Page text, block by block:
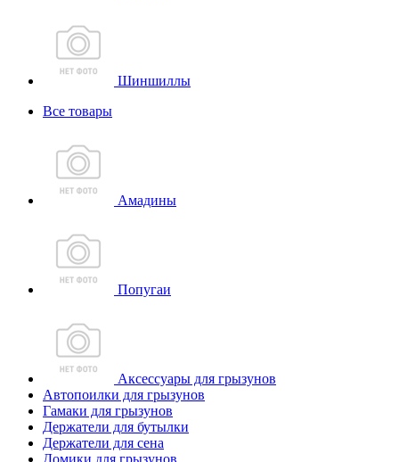
Шиншиллы
Все товары
Амадины
Попугаи
Аксессуары для грызунов
Автопоилки для грызунов
Гамаки для грызунов
Держатели для бутылки
Держатели для сена
Домики для грызунов